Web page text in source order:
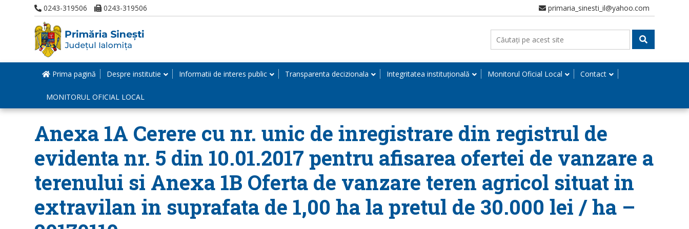
0243-319506 0243-319506 primaria_sinesti_il@yahoo.com
Prima pagină Despre institutie Informatii de interes public Transparenta decizionala Integritatea instituțională Monitorul Oficial Local Contact
MONITORUL OFICIAL LOCAL
Anexa 1A Cerere cu nr. unic de inregistrare din registrul de
evidenta nr. 5 din 10.01.2017 pentru afisarea ofertei de vanzare a
terenului si Anexa 1B Oferta de vanzare teren agricol situat in
extravilan in suprafata de 1,00 ha la pretul de 30.000 lei / ha –